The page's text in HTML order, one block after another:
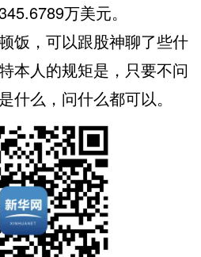
万美元。
，可以跟股神聊了些什
本人的规矩是，只要不问
什么，问什么都可以。